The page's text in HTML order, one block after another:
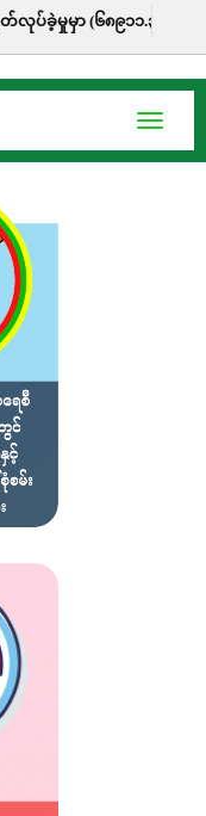
) မဂ္ဂါဝပ်နာရီဖြစ်ပါသည်။
Toggle